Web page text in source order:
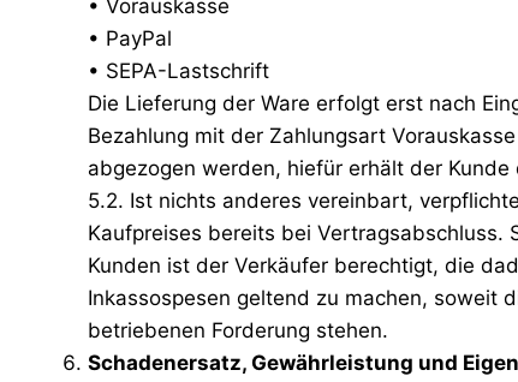
• Vorauskasse
• PayPal
• SEPA-Lastschrift
Die Lieferung der Ware erfolgt erst nach
Bezahlung mit der Zahlungsart
abgezogen werden, hiefür erhält der
5.2. Ist nichts anderes vereinbart,
Kaufpreises bereits bei Vertragsabschluss.
Kunden ist der Verkäufer berechtigt, die
Inkassospesen geltend zu machen, soweit
betriebenen Forderung stehen.
Schadenersatz, Gewährleistung und